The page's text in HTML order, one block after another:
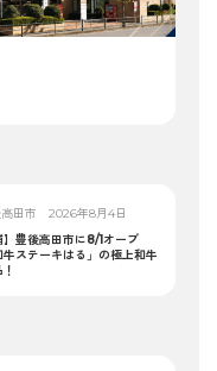
田市
2026年8月4日
】豊後高田市に8/1オープ
牛ステーキはる」の極上和牛